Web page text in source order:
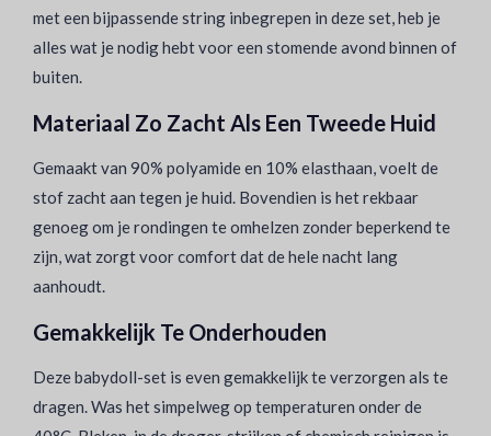
met een bijpassende string inbegrepen in deze set, heb je
alles wat je nodig hebt voor een stomende avond binnen of
buiten.
Materiaal Zo Zacht Als Een Tweede Huid
Gemaakt van 90% polyamide en 10% elasthaan, voelt de
stof zacht aan tegen je huid. Bovendien is het rekbaar
genoeg om je rondingen te omhelzen zonder beperkend te
zijn, wat zorgt voor comfort dat de hele nacht lang
aanhoudt.
Gemakkelijk Te Onderhouden
Deze babydoll-set is even gemakkelijk te verzorgen als te
dragen. Was het simpelweg op temperaturen onder de